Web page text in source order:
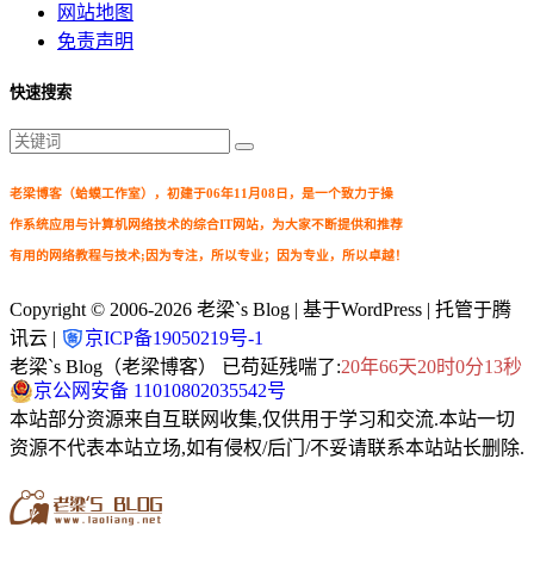
网站地图
免责声明
快速搜索
老梁博客（蛤蟆工作室），初建于06年11月08日，是一个致力于操
作系统应用与计算机网络技术的综合IT网站，为大家不断提供和推荐
有用的网络教程与技术;因为专注，所以专业；因为专业，所以卓越！
Copyright © 2006-2026 老梁`s Blog | 基于WordPress | 托管于腾
讯云 |
京ICP备19050219号-1
老梁`s Blog（老梁博客） 已苟延残喘了:20年66天20时0分15秒
京公网安备 11010802035542号
本站部分资源来自互联网收集,仅供用于学习和交流.本站一切
资源不代表本站立场,如有侵权/后门/不妥请联系本站站长删除.